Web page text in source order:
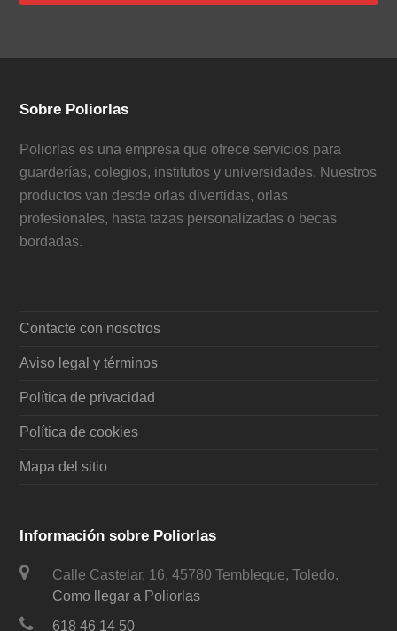
Sobre Poliorlas
Poliorlas es una empresa que ofrece servicios para
guarderías, colegios, institutos y universidades. Nuestros
productos van desde orlas divertidas, orlas
profesionales, hasta tazas personalizadas o becas
bordadas.
Contacte con nosotros
Aviso legal y términos
Política de privacidad
Política de cookies
Mapa del sitio
Información sobre Poliorlas
Calle Castelar, 16, 45780 Tembleque, Toledo.
Como llegar a Poliorlas
618 46 14 50